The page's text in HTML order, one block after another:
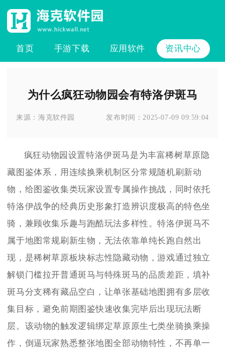
首页 手游下载 应用软件 资讯中心
为什么疯狂动物园会有特洛伊斑马
来源：海克软件园 发布时间：2025-07-09 09:59:04
疯狂动物园设置特洛伊斑马是为丰富稀树草原隐
藏图鉴体系，用连续换乘机制区分常规随机刷新动
物，给图鉴收集类玩家设置专属操作挑战，同时依托
特洛伊战争的经典历史形象打造辨识度极高的特色坐
骑，兼顾收集乐趣与跑酷玩法多样性。特洛伊斑马不
属于地图常规刷新生物，无法依靠单纯长跑自然出
现，是稀树草原板块标志性隐藏动物，游戏通过独立
解锁门槛拉开普通斑马与特殊斑马的品质差距，填补
斑马分支稀有藏品空白，让单张基础地图拥有多层收
集目标，避免前期图鉴快速收集完毕后出现玩法断
层。该动物的触发逻辑绑定草原原生七类坐骑换乘操
作，倒逼玩家熟悉整张地图全部动物特性，不再单一